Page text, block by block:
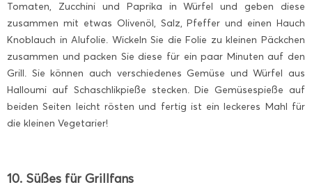
Tomaten, Zucchini und Paprika in Würfel und geben diese
zusammen mit etwas Olivenöl, Salz, Pfeffer und einen Hauch
Knoblauch in Alufolie. Wickeln Sie die Folie zu kleinen Päckchen
zusammen und packen Sie diese für ein paar Minuten auf den
Grill. Sie können auch verschiedenes Gemüse und Würfel aus
Halloumi auf Schaschlikpieße stecken. Die Gemüsespieße auf
beiden Seiten leicht rösten und fertig ist ein leckeres Mahl für
die kleinen Vegetarier!
10. Süßes für Grillfans